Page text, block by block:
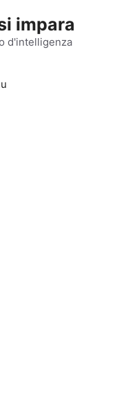
impara
d'intelligenza